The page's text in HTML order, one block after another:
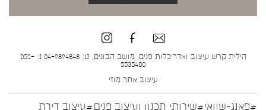
הילית קרש עיצוב ואדריכלות פנים, מושב הבונים, ט: 04-9894848 נ: 052-
5535400
עיצוב אתר מוזי
#פאנג-שוואי#שירותי תכנון ועיצוב פנים#עיצוב דירת